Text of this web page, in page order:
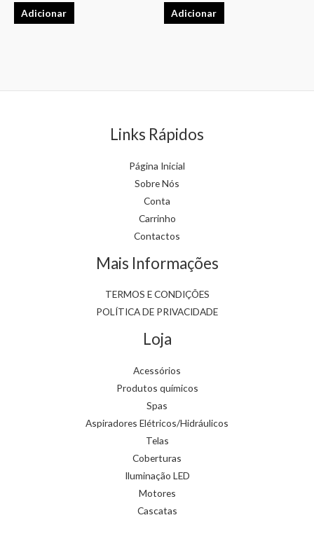
Adicionar Adicionar
Links Rápidos
Página Inicial
Sobre Nós
Conta
Carrinho
Contactos
Mais Informações
TERMOS E CONDIÇÕES
POLÍTICA DE PRIVACIDADE
Loja
Acessórios
Produtos químicos
Spas
Aspiradores Elétricos/Hidráulicos
Telas
Coberturas
Iluminação LED
Motores
Cascatas